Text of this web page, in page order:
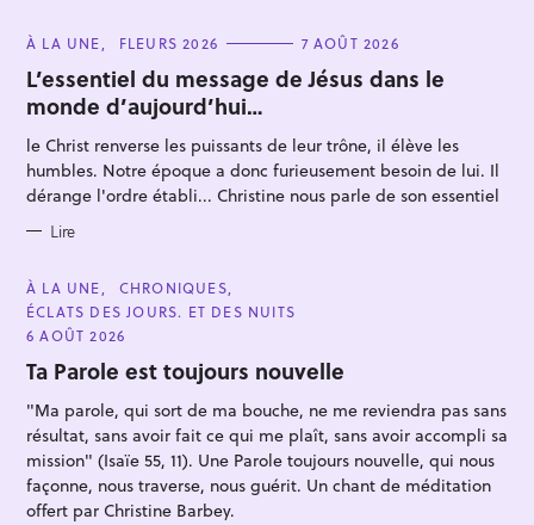
C
T
E
G
O
R
I
E
S
À LA UNE FLEURS 2026 7 AOÛT 2026
L’essentiel du message de Jésus dans le
monde d’aujourd’hui…
le Christ renverse les puissants de leur trône, il élève les
humbles. Notre époque a donc furieusement besoin de lui. Il
dérange l'ordre établi... Christine nous parle de son essentiel
Lire
C
A
T
E
O
R
E
À LA UNE
CHRONIQUES
ÉCLATS DES JOURS. ET DES NUITS
6 AOÛT 2026
Ta Parole est toujours nouvelle
"Ma parole, qui sort de ma bouche, ne me reviendra pas sans
résultat, sans avoir fait ce qui me plaît, sans avoir accompli sa
mission" (Isaïe 55, 11). Une Parole toujours nouvelle, qui nous
façonne, nous traverse, nous guérit. Un chant de méditation
offert par Christine Barbey.
h
e
r
h
e
r